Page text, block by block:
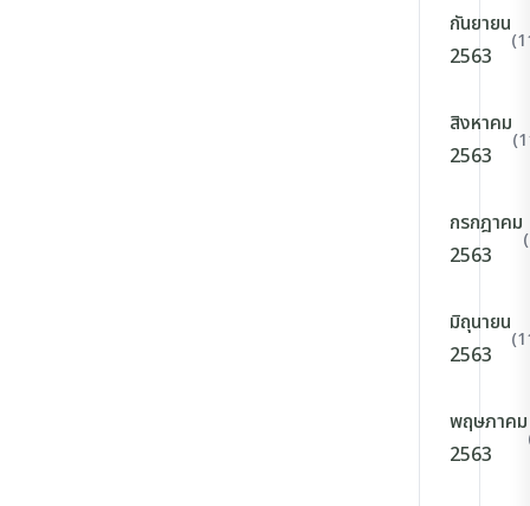
กันยายน
2563
สิงหาคม
2563
กรกฎาคม
2563
มิถุนายน
2563
พฤษภาคม
2563